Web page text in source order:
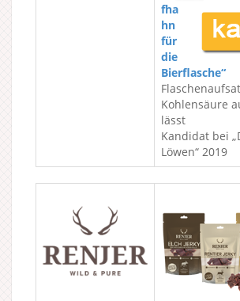
fha
hn
für
die
Bierflasche“
Kohlensäure
lässt
Kandidat bei
Löwen“ 2019